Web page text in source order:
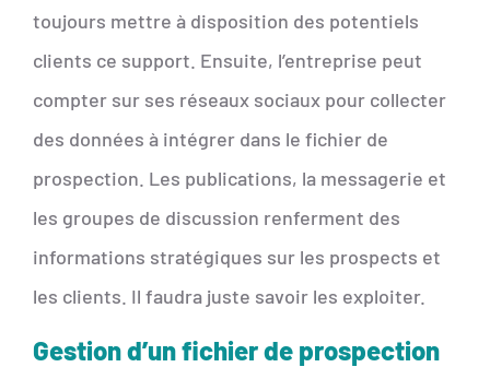
toujours mettre à disposition des potentiels
clients ce support. Ensuite, l’entreprise peut
compter sur ses réseaux sociaux pour collecter
des données à intégrer dans le fichier de
prospection. Les publications, la messagerie et
les groupes de discussion renferment des
informations stratégiques sur les prospects et
les clients. Il faudra juste savoir les exploiter.
Gestion d’un fichier de prospection